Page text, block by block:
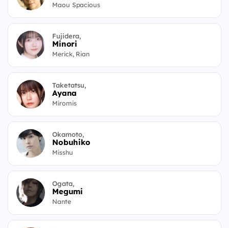
Maou Spacious
Fujidera,
Minori
Merick, Rian
Taketatsu,
Ayana
Miromis
Okamoto,
Nobuhiko
Misshu
Ogata,
Megumi
Nante